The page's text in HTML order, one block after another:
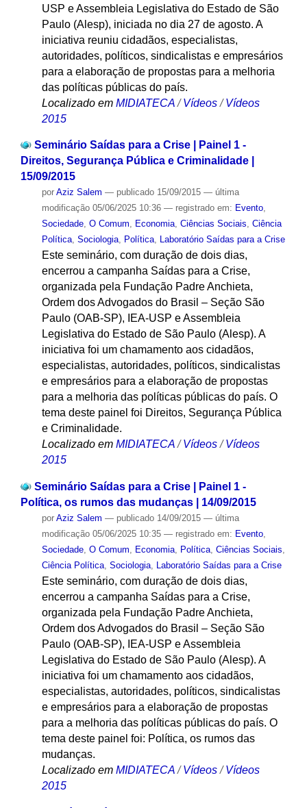
USP e Assembleia Legislativa do Estado de São
Paulo (Alesp), iniciada no dia 27 de agosto. A
iniciativa reuniu cidadãos, especialistas,
autoridades, políticos, sindicalistas e empresários
para a elaboração de propostas para a melhoria
das políticas públicas do país.
Localizado em MIDIATECA /Vídeos /Vídeos
2015
Seminário Saídas para a Crise | Painel 1 -
Direitos, Segurança Pública e Criminalidade |
15/09/2015
por Aziz Salem — publicado15/09/2015 — última
modificação05/06/2025 10:36 — registrado em: Evento,
Sociedade, O Comum, Economia, Ciências Sociais, Ciência
Política, Sociologia, Política, Laboratório Saídas para a Crise
Este seminário, com duração de dois dias,
encerrou a campanha Saídas para a Crise,
organizada pela Fundação Padre Anchieta,
Ordem dos Advogados do Brasil – Seção São
Paulo (OAB-SP), IEA-USP e Assembleia
Legislativa do Estado de São Paulo (Alesp). A
iniciativa foi um chamamento aos cidadãos,
especialistas, autoridades, políticos, sindicalistas
e empresários para a elaboração de propostas
para a melhoria das políticas públicas do país. O
tema deste painel foi Direitos, Segurança Pública
e Criminalidade.
Localizado em MIDIATECA / Vídeos / Vídeos
2015
Seminário Saídas para a Crise | Painel 1 -
Política, os rumos das mudanças | 14/09/2015
por Aziz Salem — publicado14/09/2015 — última
modificação05/06/2025 10:35 — registrado em: Evento,
Sociedade, O Comum, Economia, Política, Ciências Sociais,
Ciência Política, Sociologia, Laboratório Saídas para a Crise
Este seminário, com duração de dois dias,
encerrou a campanha Saídas para a Crise,
organizada pela Fundação Padre Anchieta,
Ordem dos Advogados do Brasil – Seção São
Paulo (OAB-SP), IEA-USP e Assembleia
Legislativa do Estado de São Paulo (Alesp). A
iniciativa foi um chamamento aos cidadãos,
especialistas, autoridades, políticos, sindicalistas
e empresários para a elaboração de propostas
para a melhoria das políticas públicas do país. O
tema deste painel foi: Política, os rumos das
mudanças.
Localizado em MIDIATECA /Vídeos /Vídeos
2015